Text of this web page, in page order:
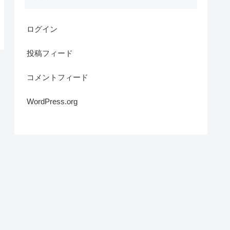
ログイン
投稿フィード
コメントフィード
WordPress.org